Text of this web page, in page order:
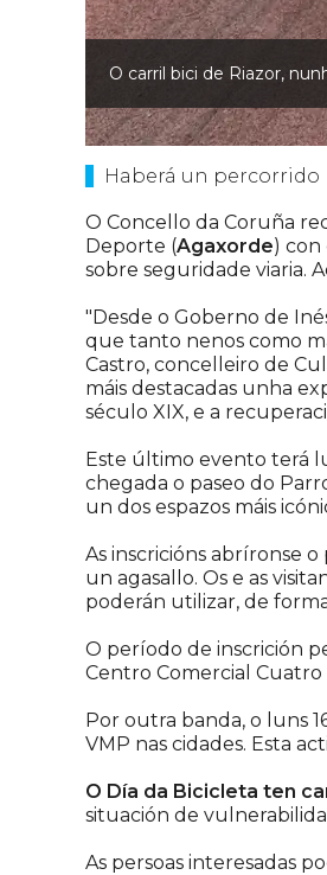
O carril bici de Riazor,
Haberá un percorrido
O Concello da Coruña
Deporte (Agaxorde) con
sobre seguridade viaria.
"Desde o Goberno de
que tanto nenos como
Castro, concelleiro de
máis destacadas unha
século XIX, e a
Este último evento terá
chegada o paseo do
un dos espazos máis
As inscricións abríronse
un agasallo. Os e as
poderán utilizar, de
O período de inscrición
Centro Comercial Cuatro
Por outra banda, o luns
VMP nas cidades. Esta
O Día da Bicicleta ten
situación de
As persoas interesadas